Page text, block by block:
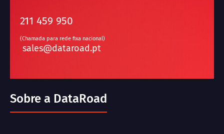
211 459 950
(Chamada para rede fixa nacional)
sales@dataroad.pt
Sobre a DataRoad